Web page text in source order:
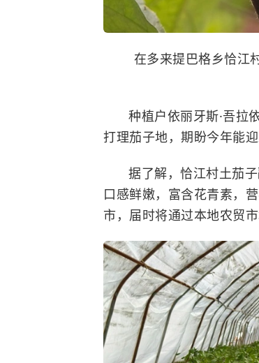
在多来提巴格乡恰江
种植户依丽牙斯·吾拉
打理茄子地，期盼今年能
据了解，恰江村土茄
口感鲜嫩，富含花青素，
市，届时将通过本地农贸